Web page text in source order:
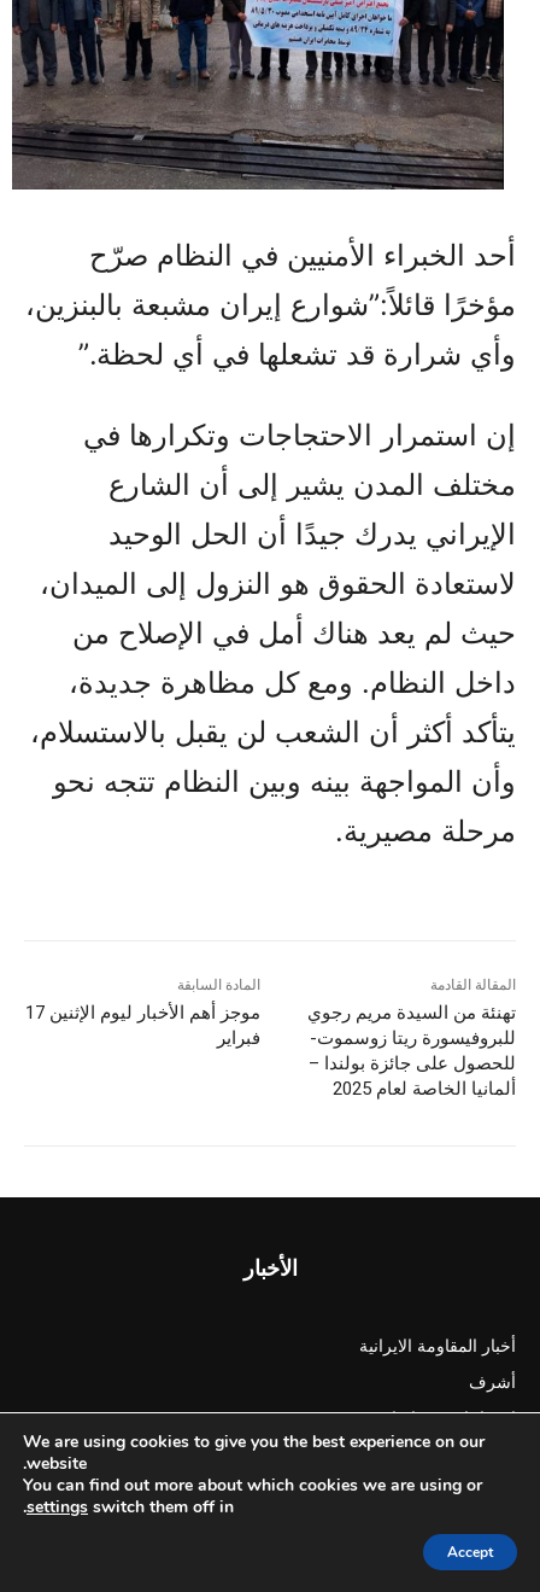
أحد الخبراء الأمنيين في النظام صرّح
مؤخرًا قائلاً:”شوارع إيران مشبعة بالبنزين،
وأي شرارة قد تشعلها في أي لحظة.”
إن استمرار الاحتجاجات وتكرارها في
مختلف المدن يشير إلى أن الشارع
الإيراني يدرك جيدًا أن الحل الوحيد
لاستعادة الحقوق هو النزول إلى الميدان،
حيث لم يعد هناك أمل في الإصلاح من
داخل النظام. ومع كل مظاهرة جديدة،
يتأكد أكثر أن الشعب لن يقبل بالاستسلام،
وأن المواجهة بينه وبين النظام تتجه نحو
مرحلة مصيرية.
المادة السابقة
موجز أهم الأخبار لیوم الإثنين 17
فبراير
المقالة القادمة
تهنئة من السيدة مريم رجوي
للبروفيسورة ريتا زوسموت-
للحصول علی جائزة بولندا –
ألمانيا الخاصة لعام 2025
الأخبار
أخبار المقاومة الايرانية
أشرف
احتجاجات في ايران
ايران والعالم
أخبار الشارع
حقوق الانسان
We are using cookies to give you the best experience on our
website.
You can find out more about which cookies we are using or
switch them off in
settings
.
Accept